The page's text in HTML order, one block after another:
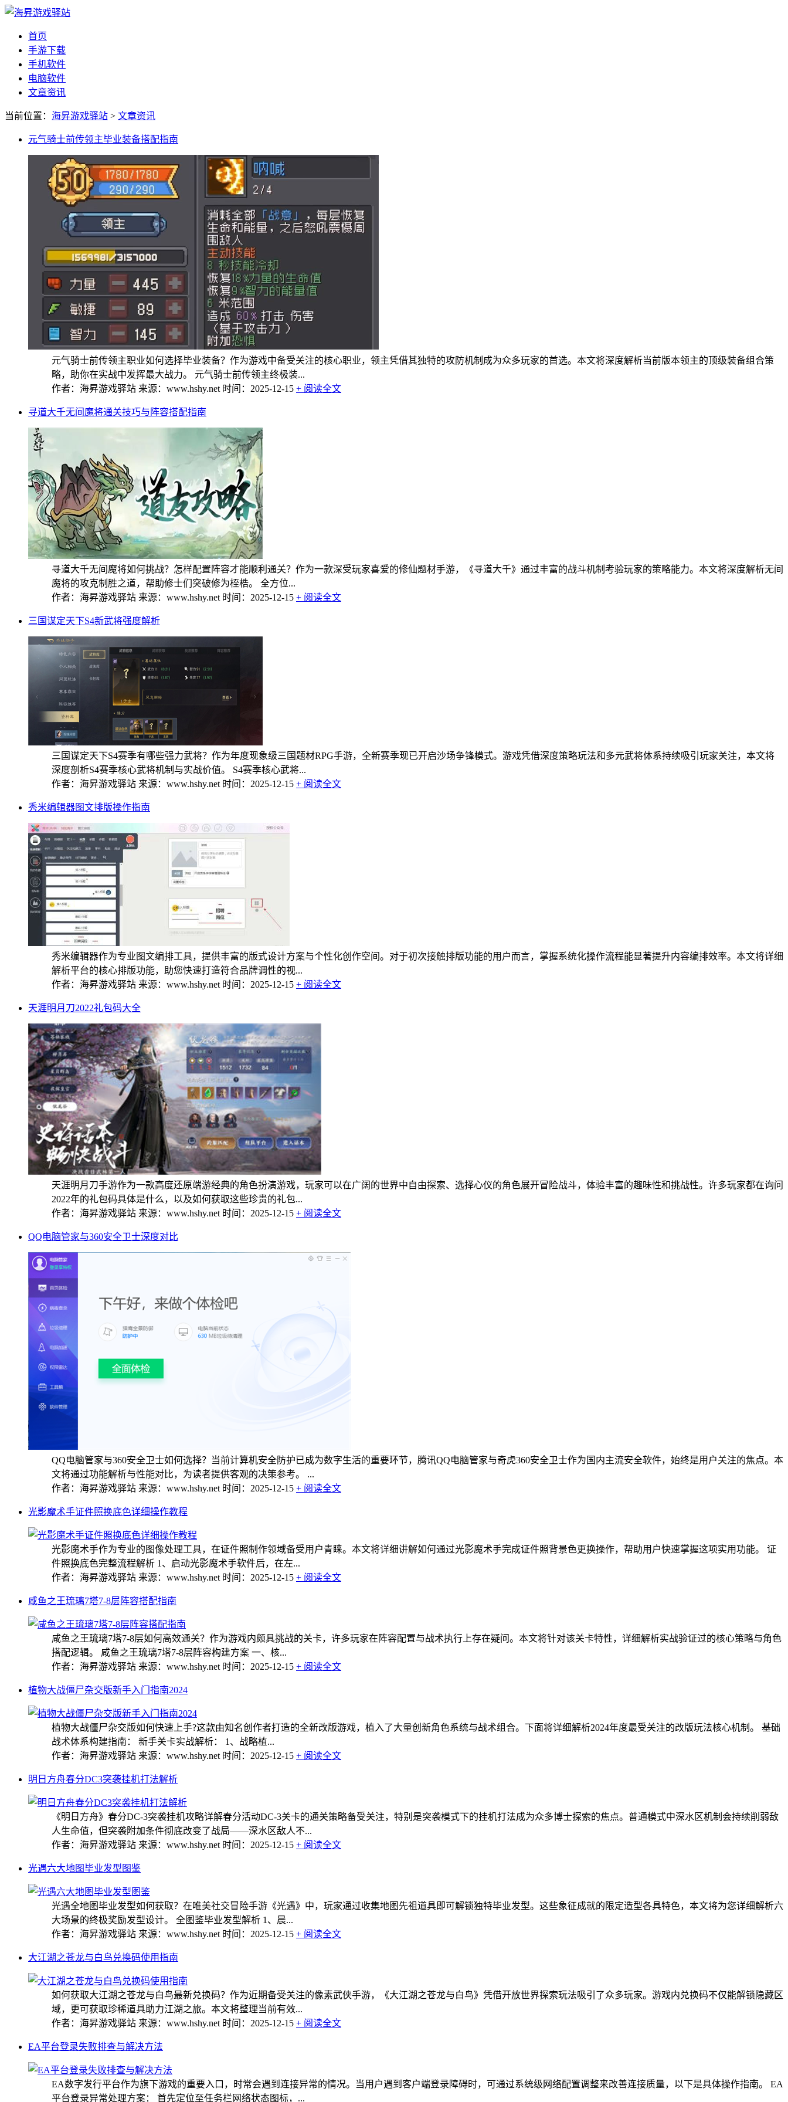
首页
手游下载
手机软件
电脑软件
文章资讯
当前位置： 海昇游戏驿站 > 文章资讯
元气骑士前传领主毕业装备搭配指南
元气骑士前传领主职业如何选择毕业装备？作为游戏中备受关注的核心职业，领主凭借其独特的攻防机制成为众多玩家的首选。本文将深度解析当前版本领主的顶级装备组合策
略，助你在实战中发挥最大战力。 元气骑士前传领主终极装...
作者：海昇游戏驿站 来源：www.hshy.net 时间：2025-12-15 + 阅读全文
寻道大千无间魔将通关技巧与阵容搭配指南
寻道大千无间魔将如何挑战？怎样配置阵容才能顺利通关？作为一款深受玩家喜爱的修仙题材手游，《寻道大千》通过丰富的战斗机制考验玩家的策略能力。本文将深度解析无间
魔将的攻克制胜之道，帮助修士们突破修为桎梏。 全方位...
作者：海昇游戏驿站 来源：www.hshy.net 时间：2025-12-15 + 阅读全文
三国谋定天下S4新武将强度解析
三国谋定天下S4赛季有哪些强力武将？作为年度现象级三国题材RPG手游，全新赛季现已开启沙场争锋模式。游戏凭借深度策略玩法和多元武将体系持续吸引玩家关注，本文将
深度剖析S4赛季核心武将机制与实战价值。 S4赛季核心武将...
作者：海昇游戏驿站 来源：www.hshy.net 时间：2025-12-15 + 阅读全文
秀米编辑器图文排版操作指南
秀米编辑器作为专业图文编排工具，提供丰富的版式设计方案与个性化创作空间。对于初次接触排版功能的用户而言，掌握系统化操作流程能显著提升内容编排效率。本文将详细
解析平台的核心排版功能，助您快速打造符合品牌调性的视...
作者：海昇游戏驿站 来源：www.hshy.net 时间：2025-12-15 + 阅读全文
天涯明月刀2022礼包码大全
天涯明月刀手游作为一款高度还原端游经典的角色扮演游戏，玩家可以在广阔的世界中自由探索、选择心仪的角色展开冒险战斗，体验丰富的趣味性和挑战性。许多玩家都在询问
2022年的礼包码具体是什么，以及如何获取这些珍贵的礼包...
作者：海昇游戏驿站 来源：www.hshy.net 时间：2025-12-15 + 阅读全文
QQ电脑管家与360安全卫士深度对比
QQ电脑管家与360安全卫士如何选择？当前计算机安全防护已成为数字生活的重要环节，腾讯QQ电脑管家与奇虎360安全卫士作为国内主流安全软件，始终是用户关注的焦点。本
文将通过功能解析与性能对比，为读者提供客观的决策参考。 ...
作者：海昇游戏驿站 来源：www.hshy.net 时间：2025-12-15 + 阅读全文
光影魔术手证件照换底色详细操作教程
光影魔术手作为专业的图像处理工具，在证件照制作领域备受用户青睐。本文将详细讲解如何通过光影魔术手完成证件照背景色更换操作，帮助用户快速掌握这项实用功能。 证
件照换底色完整流程解析 1、启动光影魔术手软件后，在左...
作者：海昇游戏驿站 来源：www.hshy.net 时间：2025-12-15 + 阅读全文
咸鱼之王琉璃7塔7-8层阵容搭配指南
咸鱼之王琉璃7塔7-8层如何高效通关？作为游戏内颇具挑战的关卡，许多玩家在阵容配置与战术执行上存在疑问。本文将针对该关卡特性，详细解析实战验证过的核心策略与角色
搭配逻辑。 咸鱼之王琉璃7塔7-8层阵容构建方案 一、核...
作者：海昇游戏驿站 来源：www.hshy.net 时间：2025-12-15 + 阅读全文
植物大战僵尸杂交版新手入门指南2024
植物大战僵尸杂交版如何快速上手?这款由知名创作者打造的全新改版游戏，植入了大量创新角色系统与战术组合。下面将详细解析2024年度最受关注的改版玩法核心机制。 基础
战术体系构建指南： 新手关卡实战解析： 1、战略植...
作者：海昇游戏驿站 来源：www.hshy.net 时间：2025-12-15 + 阅读全文
明日方舟春分DC3突袭挂机打法解析
《明日方舟》春分DC-3突袭挂机攻略详解春分活动DC-3关卡的通关策略备受关注，特别是突袭模式下的挂机打法成为众多博士探索的焦点。普通模式中深水区机制会持续削弱敌
人生命值，但突袭附加条件彻底改变了战局——深水区敌人不...
作者：海昇游戏驿站 来源：www.hshy.net 时间：2025-12-15 + 阅读全文
光遇六大地图毕业发型图鉴
光遇全地图毕业发型如何获取？在唯美社交冒险手游《光遇》中，玩家通过收集地图先祖道具即可解锁独特毕业发型。这些象征成就的限定造型各具特色，本文将为您详细解析六
大场景的终极奖励发型设计。 全图鉴毕业发型解析 1、晨...
作者：海昇游戏驿站 来源：www.hshy.net 时间：2025-12-15 + 阅读全文
大江湖之苍龙与白鸟兑换码使用指南
如何获取大江湖之苍龙与白鸟最新兑换码？作为近期备受关注的像素武侠手游，《大江湖之苍龙与白鸟》凭借开放世界探索玩法吸引了众多玩家。游戏内兑换码不仅能解锁隐藏区
域，更可获取珍稀道具助力江湖之旅。本文将整理当前有效...
作者：海昇游戏驿站 来源：www.hshy.net 时间：2025-12-15 + 阅读全文
EA平台登录失败排查与解决方法
EA数字发行平台作为旗下游戏的重要入口，时常会遇到连接异常的情况。当用户遇到客户端登录障碍时，可通过系统级网络配置调整来改善连接质量，以下是具体操作指南。 EA
平台登录异常处理方案： 首先定位至任务栏网络状态图标，...